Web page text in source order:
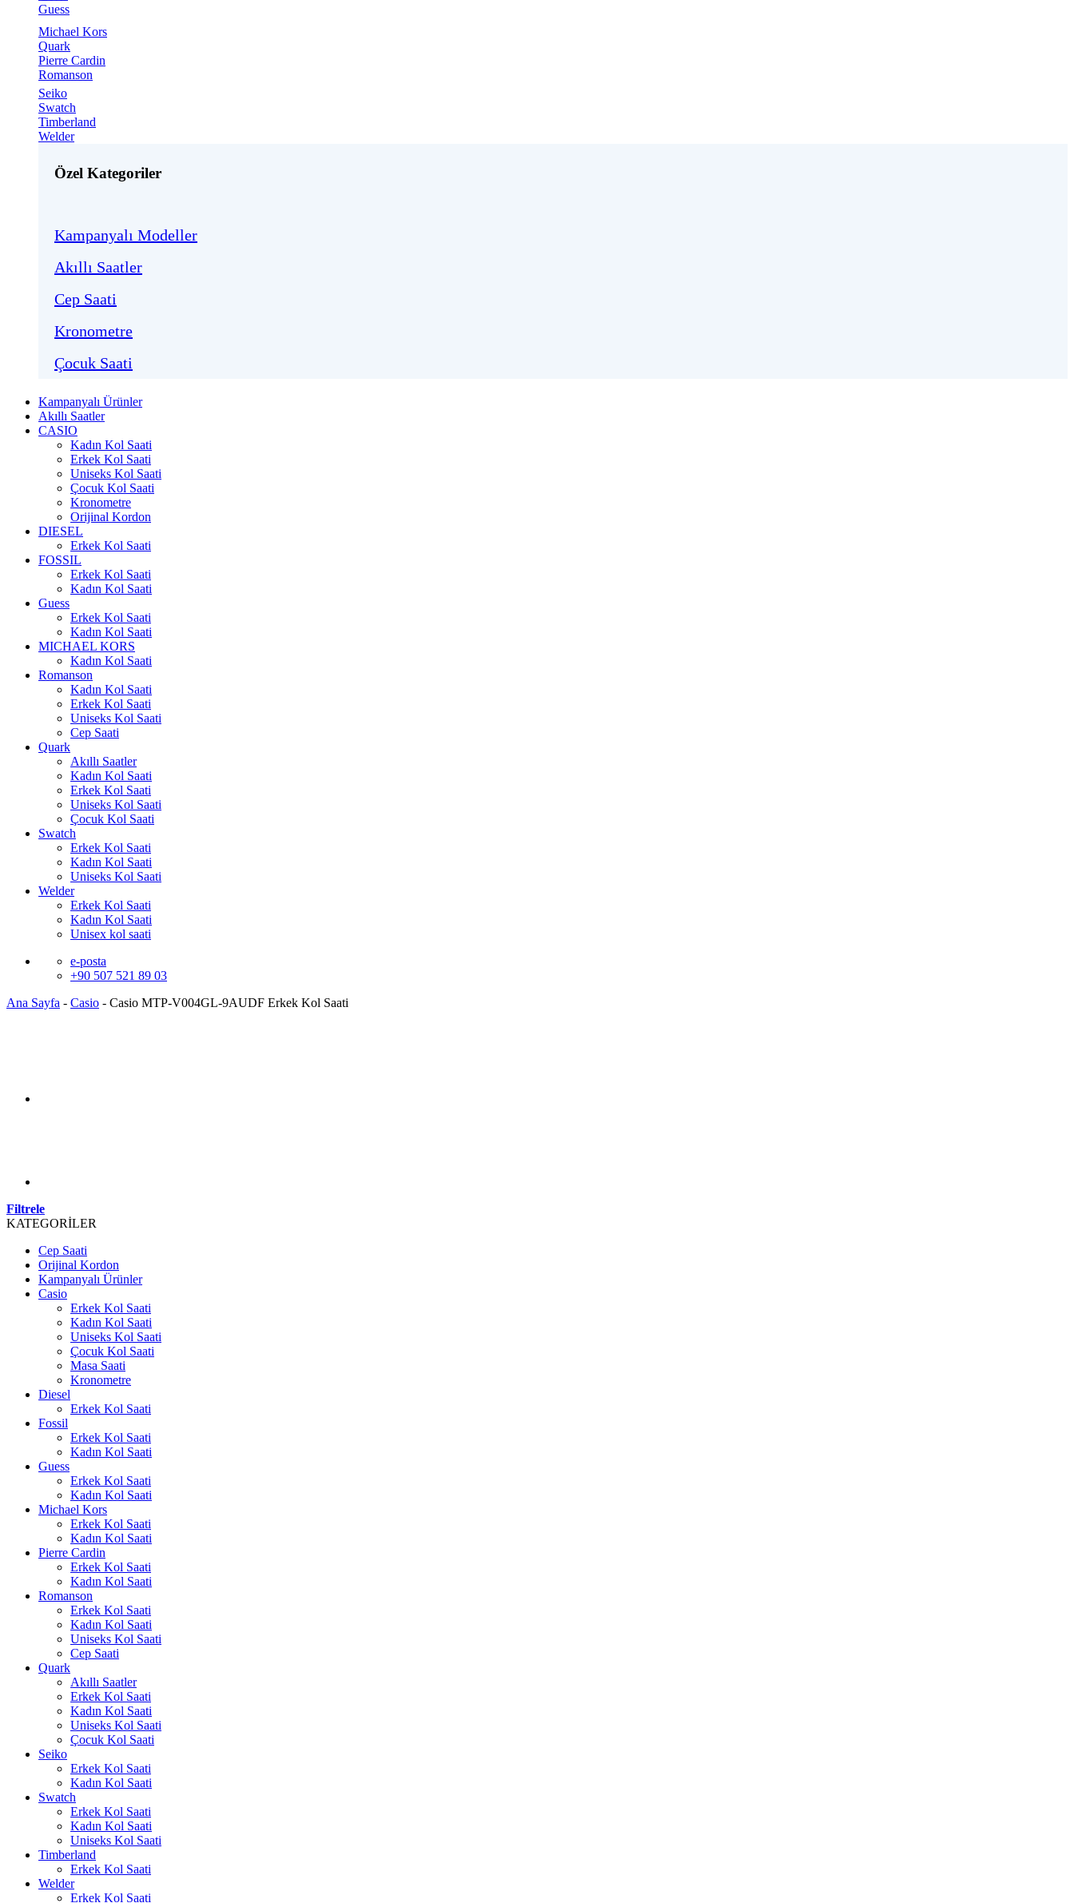
Guess
Michael Kors
Quark
Pierre Cardin
Romanson
Seiko
Swatch
Timberland
Welder
Özel Kategoriler
Kampanyalı Modeller
Akıllı Saatler
Cep Saati
Kronometre
Çocuk Saati
Kampanyalı Ürünler
Akıllı Saatler
CASIO
Kadın Kol Saati
Erkek Kol Saati
Uniseks Kol Saati
Çocuk Kol Saati
Kronometre
Orijinal Kordon
DIESEL
Erkek Kol Saati
FOSSIL
Erkek Kol Saati
Kadın Kol Saati
Guess
Erkek Kol Saati
Kadın Kol Saati
MICHAEL KORS
Kadın Kol Saati
Romanson
Kadın Kol Saati
Erkek Kol Saati
Uniseks Kol Saati
Cep Saati
Quark
Akıllı Saatler
Kadın Kol Saati
Erkek Kol Saati
Uniseks Kol Saati
Çocuk Kol Saati
Swatch
Erkek Kol Saati
Kadın Kol Saati
Uniseks Kol Saati
Welder
Erkek Kol Saati
Kadın Kol Saati
Unisex kol saati
e-posta
+90 507 521 89 03
Ana Sayfa - Casio - Casio MTP-V004GL-9AUDF Erkek Kol Saati
Filtrele
KATEGORİLER
Cep Saati
Orijinal Kordon
Kampanyalı Ürünler
Casio
Erkek Kol Saati
Kadın Kol Saati
Uniseks Kol Saati
Çocuk Kol Saati
Masa Saati
Kronometre
Diesel
Erkek Kol Saati
Fossil
Erkek Kol Saati
Kadın Kol Saati
Guess
Erkek Kol Saati
Kadın Kol Saati
Michael Kors
Erkek Kol Saati
Kadın Kol Saati
Pierre Cardin
Erkek Kol Saati
Kadın Kol Saati
Romanson
Erkek Kol Saati
Kadın Kol Saati
Uniseks Kol Saati
Cep Saati
Quark
Akıllı Saatler
Erkek Kol Saati
Kadın Kol Saati
Uniseks Kol Saati
Çocuk Kol Saati
Seiko
Erkek Kol Saati
Kadın Kol Saati
Swatch
Erkek Kol Saati
Kadın Kol Saati
Uniseks Kol Saati
Timberland
Erkek Kol Saati
Welder
Erkek Kol Saati